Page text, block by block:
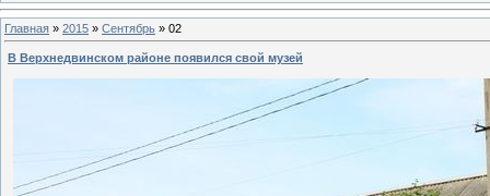
Главная » 2015 » Сентябрь » 02
В Верхнедвинском районе появился свой музей